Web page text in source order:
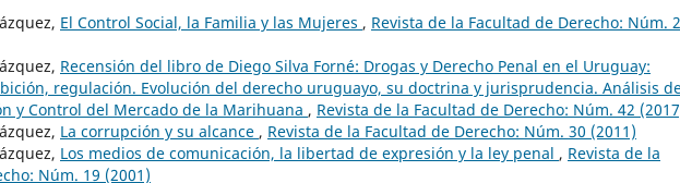
El Control Social, la Familia y las Mujeres , Revista de la Facultad de Derecho: Núm.
Recensión del libro de Diego Silva Forné: Drogas y Derecho Penal en el Uruguay:
regulación. Evolución del derecho uruguayo, su doctrina y jurisprudencia. Análisis
y Control del Mercado de la Marihuana , Revista de la Facultad de Derecho: Núm. 42
La corrupción y su alcance , Revista de la Facultad de Derecho: Núm. 30 (2011)
Los medios de comunicación, la libertad de expresión y la ley penal , Revista de la
Núm. 19 (2001)